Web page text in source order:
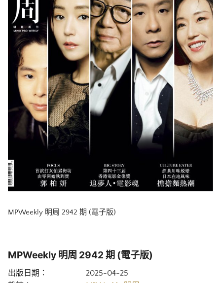
MPWeekly 明周 2942 期 (電子版)
MPWeekly 明周 2942 期 (電子版)
出版日期：
2025-04-25